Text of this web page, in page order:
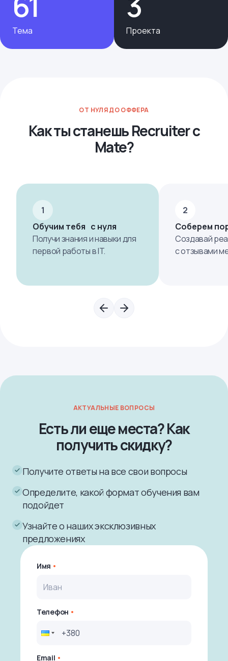
оставаться профессионалом, несмотря на разные
обстоятельства.
Темы
Recruitment Process Overview
Тема Проекта
ОТ НУЛЯ ДО ОФФЕРА
Как ты станешь Recruiter с
Mate?
1
Обучим тебя с нуля
Получи знания и навыки для
первой работы в IT.
2
Соберем
Создавай
с отзывами
АКТУАЛЬНЫЕ ВОПРОСЫ
Есть ли еще места? Как
получить скидку?
Получите ответы на все свои вопросы
Определите, какой формат обучения вам
подойдет
Узнайте о наших эксклюзивных
предложениях
Имя
Телефон
Email